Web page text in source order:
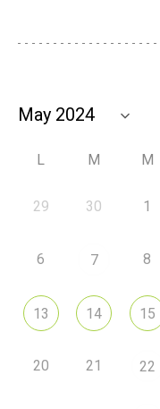
L M M
29 30 1
6 7 8
13 14 15
20 21 22